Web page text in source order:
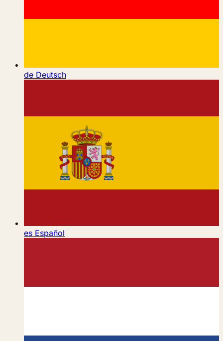
de Deutsch
es Español